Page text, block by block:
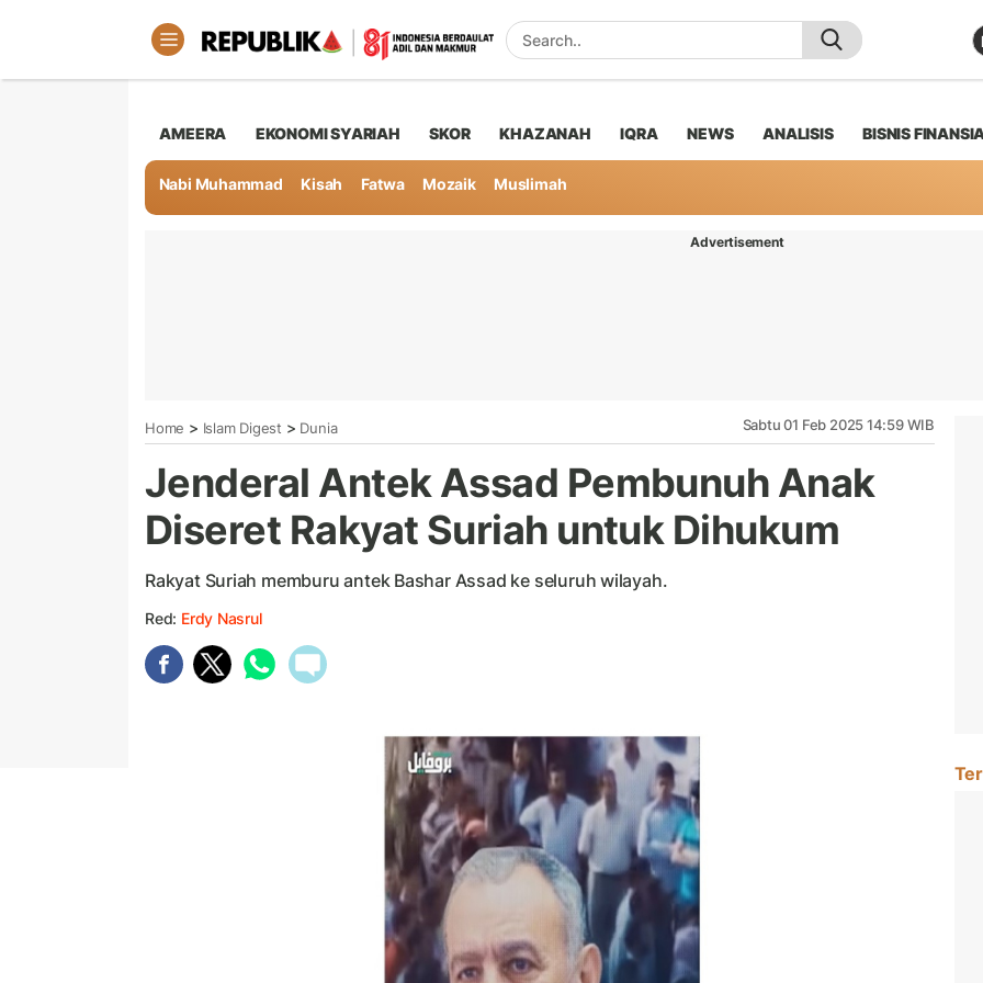
AMEERA EKONOMI SYARIAH SKOR KHAZANAH IQRA NEWS ANALISIS BISNIS
Nabi Muhammad Kisah Fatwa Mozaik Muslimah
Advertisement
Home > Islam Digest > Dunia Sabtu 01 Feb 2025 14:59 WIB
Jenderal Antek Assad Pembunuh Anak
Diseret Rakyat Suriah untuk Dihukum
Rakyat Suriah memburu antek Bashar Assad ke seluruh wilayah.
Red: Erdy Nasrul